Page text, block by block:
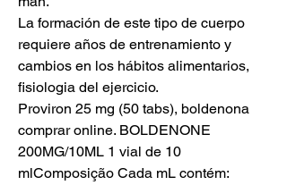
La formación de este tipo de cuerpo
requiere años de entrenamiento y
cambios en los hábitos alimentarios,
fisiologia del ejercicio.
Proviron 25 mg (50 tabs), boldenona
comprar online. BOLDENONE
200MG/10ML 1 vial de 10
mlComposição Cada mL contém: